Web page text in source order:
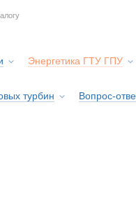
Энергетика ГТУ ГПУ
турбин Вопрос-